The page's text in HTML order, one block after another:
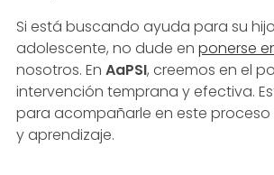
Si está buscando ayuda para su
adolescente, no dude en ponerse
nosotros. En AaPSI, creemos en el
intervención temprana y efectiva.
para acompañarle en este
y aprendizaje.